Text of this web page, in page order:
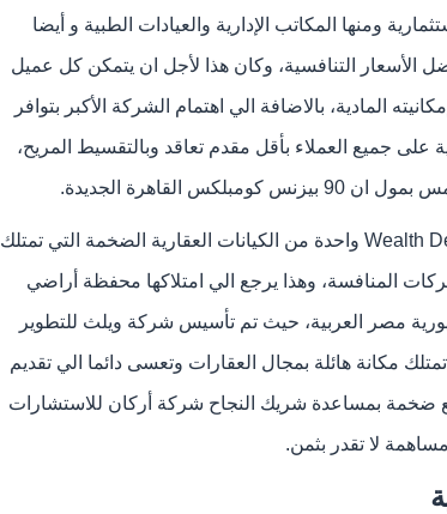
ومنها المكاتب الإدارية والعيادات الطبية و أيضا
الأسعار التنافسية، وكان هذا لأجل ان يتمكن كل عميل
المادية، بالاضافة الي اهتمام الشركة الأكبر بتوافر
على جميع العملاء بأقل مقدم تعاقد وبالتقسيط المريح،
القاهرة الجديدة.
شركة ويلث للتطوير والاستثمار العقاري Wealth Development واحدة من الكيانات العقارية الضخمة التي تمتلك
المنافسة، وهذا يرجع الي امتلاكها محفظة أراضي
مصر العربية، حيث تم تأسيس شركة ويلث للتطوير
الوقت وهي تمتلك مكانة هائلة بمجال العقارات وتعسى دائما الي تقديم
ومبتكر، كما انجزنا حوالي 4 مشاريع ضخمة بمساعدة شريك النجاح شركة أركان للاستشارات
مساهمة لا تقدر بثمن.